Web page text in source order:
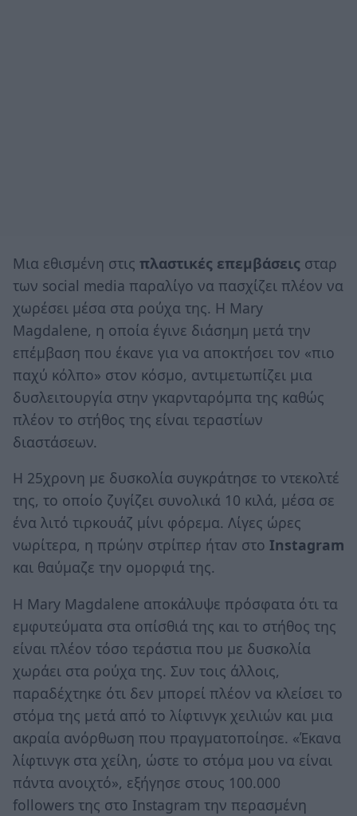
Μια εθισμένη στις πλαστικές επεμβάσεις σταρ
των social media παραλίγο να πασχίζει πλέον να
χωρέσει μέσα στα ρούχα της. Η Mary
Magdalene, η οποία έγινε διάσημη μετά την
επέμβαση που έκανε για να αποκτήσει τον «πιο
παχύ κόλπο» στον κόσμο, αντιμετωπίζει μια
δυσλειτουργία στην γκαρνταρόμπα της καθώς
πλέον το στήθος της είναι τεραστίων
διαστάσεων.
Η 25χρονη με δυσκολία συγκράτησε το ντεκολτέ
της, το οποίο ζυγίζει συνολικά 10 κιλά, μέσα σε
ένα λιτό τιρκουάζ μίνι φόρεμα. Λίγες ώρες
νωρίτερα, η πρώην στρίπερ ήταν στο Instagram
και θαύμαζε την ομορφιά της.
Η Mary Magdalene αποκάλυψε πρόσφατα ότι τα
εμφυτεύματα στα οπίσθιά της και το στήθος της
είναι πλέον τόσο τεράστια που με δυσκολία
χωράει στα ρούχα της. Συν τοις άλλοις,
παραδέχτηκε ότι δεν μπορεί πλέον να κλείσει το
στόμα της μετά από το λίφτινγκ χειλιών και μια
ακραία ανόρθωση που πραγματοποίησε. «Έκανα
λίφτινγκ στα χείλη, ώστε το στόμα μου να είναι
πάντα ανοιχτό», εξήγησε στους 100.000
followers της στο Instagram την περασμένη